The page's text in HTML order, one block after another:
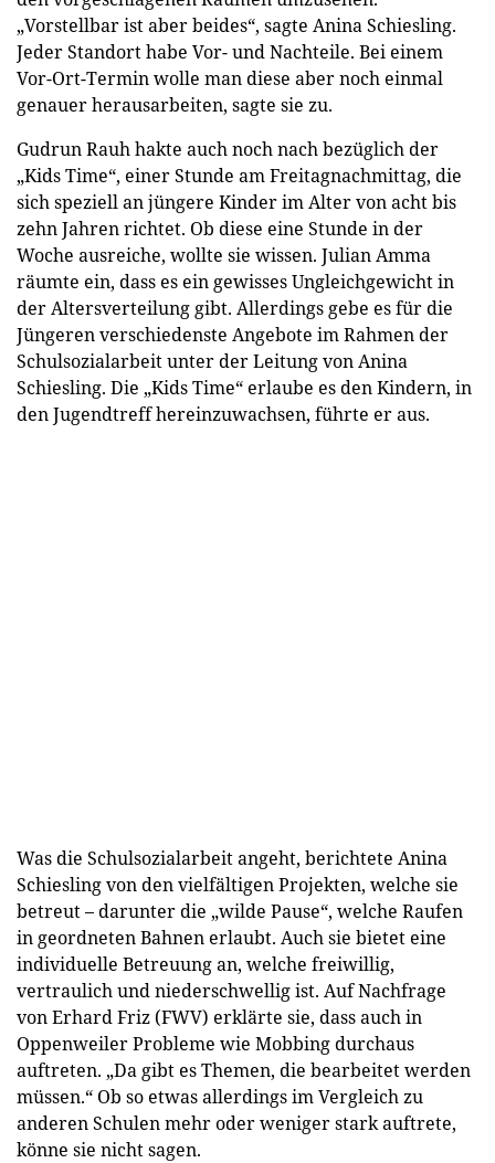
„Vorstellbar ist aber beides“, sagte Anina Schiesling.
Jeder Standort habe Vor- und Nachteile. Bei einem
Vor-Ort-Termin wolle man diese aber noch einmal
genauer herausarbeiten, sagte sie zu.
Gudrun Rauh hakte auch noch nach bezüglich der
„Kids Time“, einer Stunde am Freitagnachmittag, die
sich speziell an jüngere Kinder im Alter von acht bis
zehn Jahren richtet. Ob diese eine Stunde in der
Woche ausreiche, wollte sie wissen. Julian Amma
räumte ein, dass es ein gewisses Ungleichgewicht in
der Altersverteilung gibt. Allerdings gebe es für die
Jüngeren verschiedenste Angebote im Rahmen der
Schulsozialarbeit unter der Leitung von Anina
Schiesling. Die „Kids Time“ erlaube es den Kindern, in
den Jugendtreff hereinzuwachsen, führte er aus.
Was die Schulsozialarbeit angeht, berichtete Anina
Schiesling von den vielfältigen Projekten, welche sie
betreut – darunter die „wilde Pause“, welche Raufen
in geordneten Bahnen erlaubt. Auch sie bietet eine
individuelle Betreuung an, welche freiwillig,
vertraulich und niederschwellig ist. Auf Nachfrage
von Erhard Friz (FWV) erklärte sie, dass auch in
Oppenweiler Probleme wie Mobbing durchaus
auftreten. „Da gibt es Themen, die bearbeitet werden
müssen.“ Ob so etwas allerdings im Vergleich zu
anderen Schulen mehr oder weniger stark auftrete,
könne sie nicht sagen.